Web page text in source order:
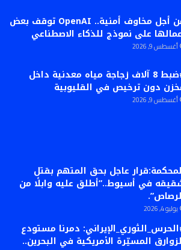
من أجل مخاوف أمنية.. OpenAI توقف بعض
على نموذج للذكاء الاصطناعي
أغسطس 9, 2026
#ضبط 8 آلاف زجاجة مياه معدنية داخل
دون ترخيص في القليوبية
أغسطس 9, 2026
عاجل بحق المتهم بقتل
في أسيوط..”أطلق عليه وابلًا من
يوليو 4, 2026
دمرنا مستودع
المسيّرة الأمريكية في البحرين..